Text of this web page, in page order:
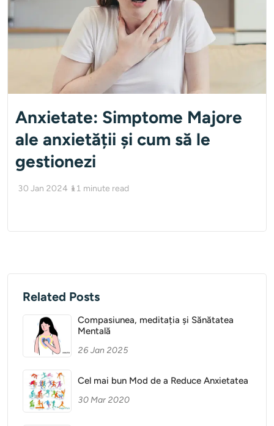
Anxietate: Simptome Majore
ale anxietății și cum să le
gestionezi
30 Jan 2024 11 minute read
Related Posts
Compasiunea, meditația și Sănătatea
Mentală
26 Jan 2025
Cel mai bun Mod de a Reduce Anxietatea
30 Mar 2020